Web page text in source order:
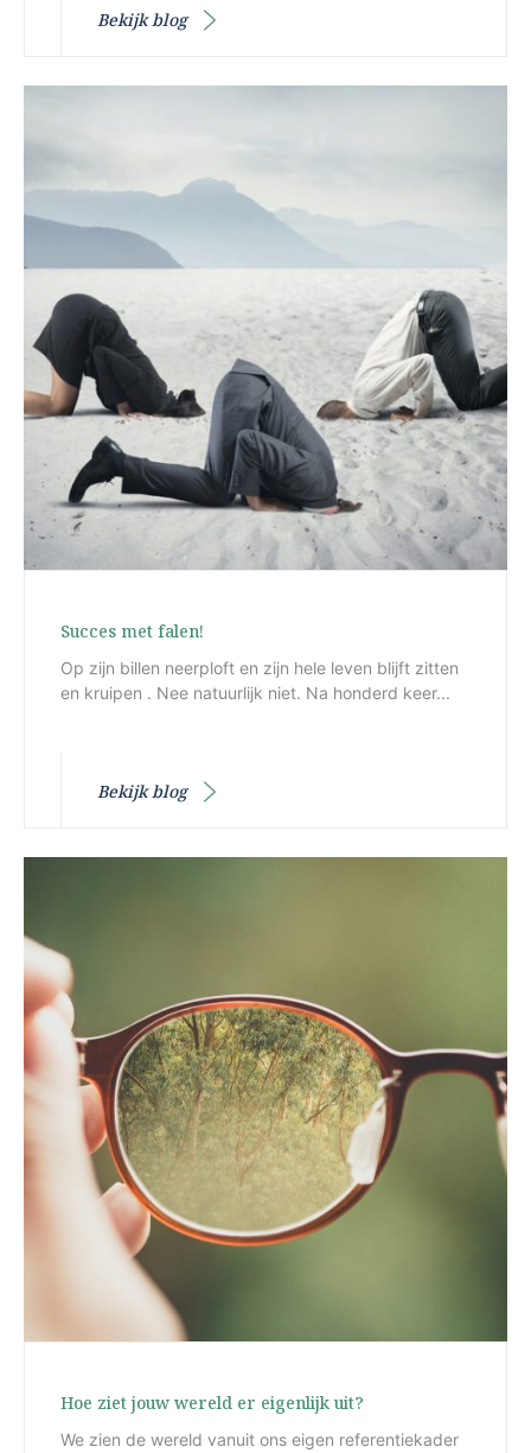
Bekijk blog
Succes met falen!
Op zijn billen neerploft en zijn hele leven blijft zitten
en kruipen . Nee natuurlijk niet. Na honderd keer...
Bekijk blog
Hoe ziet jouw wereld er eigenlijk uit?
We zien de wereld vanuit ons eigen referentiekader